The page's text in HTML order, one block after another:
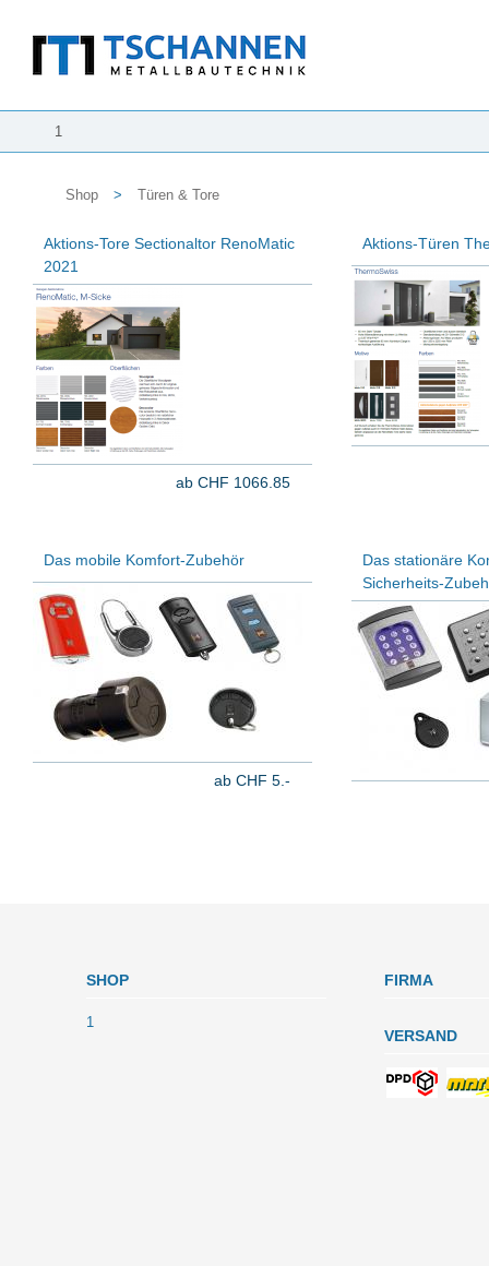
1
Shop > Türen & Tore
Aktions-Tore Sectionaltor RenoMatic
2021
ab CHF 1066.85
Aktions-Türen
Das mobile Komfort-Zubehör
ab CHF 5.-
Das stationäre
Sicherheits-
SHOP
1
FIRMA
VERSAND